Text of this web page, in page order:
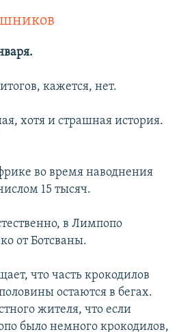
кажется, нет.
хотя и страшная история.
во время наводнения
15 тысяч.
в Лимпопо
от Ботсваны.
что часть крокодилов
остаются в бегах.
жителя, что если
было немного крокодилов,